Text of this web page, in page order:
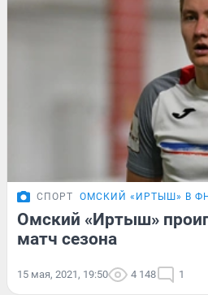
СПОРТ ОМСКИЙ «ИРТЫШ» В
Омский «Иртыш»
матч сезона
15 мая, 2021, 19:50 4 148 1